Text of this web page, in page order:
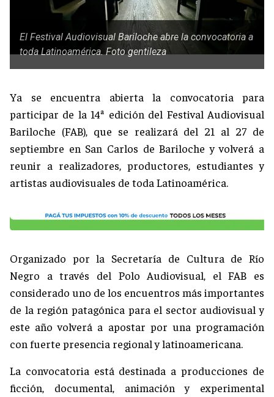
El Festival Audiovisual Bariloche abre la convocatoria a
toda Latinoamérica. Foto gentileza
Ya se encuentra abierta la convocatoria para
participar de la 14ª edición del Festival Audiovisual
Bariloche (FAB), que se realizará del 21 al 27 de
septiembre en San Carlos de Bariloche y volverá a
reunir a realizadores, productores, estudiantes y
artistas audiovisuales de toda Latinoamérica.
Organizado por la Secretaría de Cultura de Río
Negro a través del Polo Audiovisual, el FAB es
considerado uno de los encuentros más importantes
de la región patagónica para el sector audiovisual y
este año volverá a apostar por una programación
con fuerte presencia regional y latinoamericana.
La convocatoria está destinada a producciones de
ficción, documental, animación y experimental